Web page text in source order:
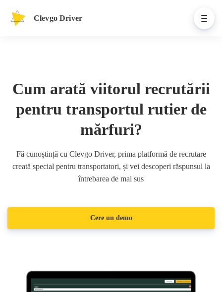
Clevgo Driver
Cum arată viitorul recrutării
pentru transportul rutier de
mărfuri?
Fă cunoștință cu Clevgo Driver, prima platformă de recrutare
creată special pentru transportatori, și vei descoperi răspunsul la
întrebarea de mai sus
Cere un demo